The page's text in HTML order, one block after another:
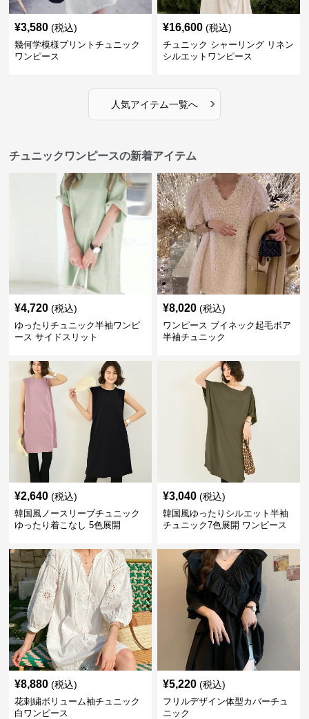
¥3,580 (税込)
幾何学模様プリントチュニック
ワンピース
¥16,600 (税込)
チュニック シャーリング リネン
シルエットワンピース
人気アイテム一覧へ ›
チュニックワンピースの新着アイテム
¥4,720 (税込)
ゆったりチュニック半袖ワンピ
ース サイドスリット
¥8,020 (税込)
ワンピース ブイネック起毛ボア
半袖チュニック
¥2,640 (税込)
韓国風ノースリーブチュニック
ゆったり着こなし 5色展開
¥3,040 (税込)
韓国風ゆったりシルエット半袖
チュニック7色展開 ワンピース
¥8,880 (税込)
花刺繍ボリューム袖チュニック
白ワンピース
¥5,220 (税込)
フリルデザイン体型カバーチュ
ニック